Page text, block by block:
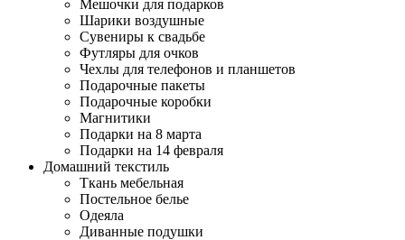
Мешочки для подарков
Шарики воздушные
Сувениры к свадьбе
Футляры для очков
Чехлы для телефонов и планшетов
Подарочные пакеты
Подарочные коробки
Магнитики
Подарки на 8 марта
Подарки на 14 февраля
Домашний текстиль
Ткань мебельная
Постельное белье
Одеяла
Диванные подушки